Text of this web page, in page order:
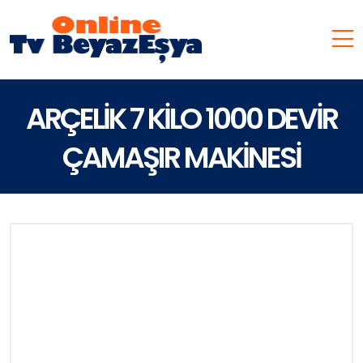
ARÇELİK 7 KİLO 1000 DEVİR
ÇAMAŞIR MAKİNESİ